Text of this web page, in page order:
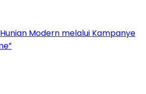
Modern melalui Kampanye